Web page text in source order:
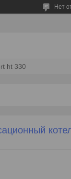
Нет
ht 330